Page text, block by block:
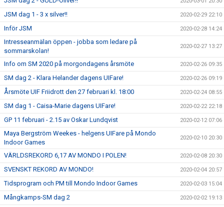
JSM dag 1 - 3 x silver!! 2020-02-29 22:10
Inför JSM 2020-02-28 14:24
Intresseanmälan öppen - jobba som ledare på
sommarskolan!
2020-02-27 13:27
Info om SM 2020 på morgondagens årsmöte 2020-02-26 09:35
SM dag 2 - Klara Helander dagens UIFare! 2020-02-26 09:19
Årsmöte UIF Friidrott den 27 februari kl. 18:00 2020-02-24 08:55
SM dag 1 - Caisa-Marie dagens UIFare! 2020-02-22 22:18
GP 11 februari - 2.15 av Oskar Lundqvist 2020-02-12 07:06
Maya Bergström Weekes - helgens UIFare på Mondo
Indoor Games
2020-02-10 20:30
VÄRLDSREKORD 6,17 AV MONDO I POLEN! 2020-02-08 20:30
SVENSKT REKORD AV MONDO! 2020-02-04 20:57
Tidsprogram och PM till Mondo Indoor Games 2020-02-03 15:04
Mångkamps-SM dag 2 2020-02-02 19:13